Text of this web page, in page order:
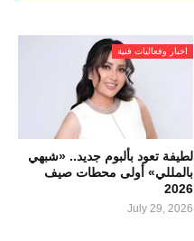
اخبار وفعاليات فنية
لطيفة تعود بألبوم جديد.. «شبهي
بالمللي» أولى محطات صيف
2026
July 29, 2026